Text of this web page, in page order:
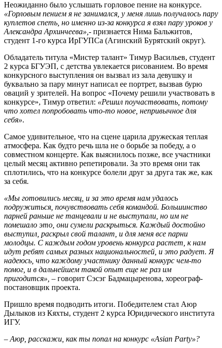
Неожиданно было услышать горловое пение на конкурсе.
«Горловым пением я не занимался, у меня лишь получалось пару
куплетов спеть, но именно из-за конкурса я взял пару уроков у
Александра Архинчеева»,- признается Нима Бальжитов,
студент 1-го курса ИрГУПСа (Агинский Бурятский округ).
Обладатель титула «Мистер талант» Тимур Васильев, студент
2 курса БГУЭП, с детства увлекается рисованием. Во время
конкурсного выступления он вызвал из зала девушку и
буквально за пару минут написал ее портрет, вызвав бурю
оваций у зрителей. На вопрос «Почему решили участвовать в
конкурсе», Тимур ответил: «Решил поучаствовать , потому
что хотел попробовать что-то новое, непривычное для
себя».
Самое удивительное, что на сцене царила дружеская теплая
атмосфера. Как будто речь шла не о борьбе за победу, а о
совместном концерте. Как выяснилось позже, все участники
целый месяц активно репетировали. За это время они так
сплотились, что на конкурсе болели друг за друга так же, как
за себя.
«Мы готовились месяц, и за это время нам удалось
подружиться, почувствовать себя командой. Большинство
парней раньше не танцевали и не выступали, но им не
помешало это, они сумели раскрыться. Каждый достойно
выступил, раскрыл свой талант, и для меня все парни
молодцы. С каждым годом уровень конкурса растет, к нам
идут ребят самых разных национальностей, и это радует. Я
надеюсь, что каждому участнику данный конкурс чем-то
помог, и в дальнейшем такой опыт еще не раз им
пригодится», – говорит Сэсэг Бадмацыренова, хореограф-
постановщик проекта.
Пришло время подводить итоги. Победителем стал Аюр
Дылыков из Кяхты, студент 2 курса Юридического института
ИГУ.
– Аюр, расскажи, как ты попал на конкурс «Asian Party»?